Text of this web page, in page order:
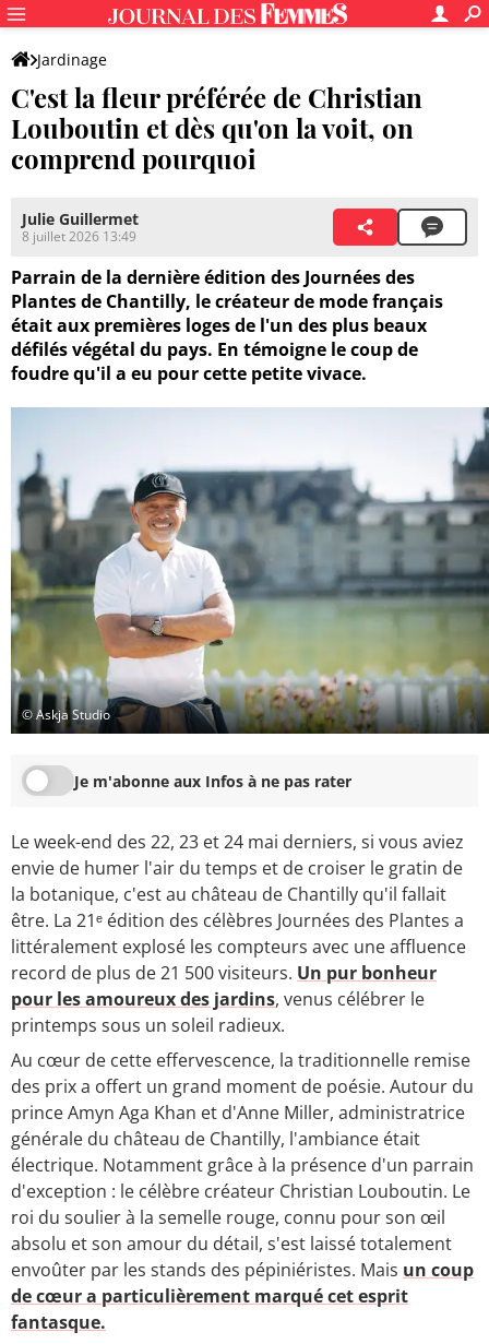
Jardinage
C'est la fleur préférée de Christian
Louboutin et dès qu'on la voit, on
comprend pourquoi
Julie Guillermet
8 juillet 2026 13:49
Parrain de la dernière édition des Journées des
Plantes de Chantilly, le créateur de mode français
était aux premières loges de l'un des plus beaux
défilés végétal du pays. En témoigne le coup de
foudre qu'il a eu pour cette petite vivace.
© Askja Studio
Je m'abonne aux Infos à ne pas rater
Le week-end des 22, 23 et 24 mai derniers, si vous aviez
envie de humer l'air du temps et de croiser le gratin de
la botanique, c'est au château de Chantilly qu'il fallait
être. La 21ᵉ édition des célèbres Journées des Plantes a
littéralement explosé les compteurs avec une affluence
record de plus de 21 500 visiteurs. Un pur bonheur
pour les amoureux des jardins, venus célébrer le
printemps sous un soleil radieux.
Au cœur de cette effervescence, la traditionnelle remise
des prix a offert un grand moment de poésie. Autour du
prince Amyn Aga Khan et d'Anne Miller, administratrice
générale du château de Chantilly, l'ambiance était
électrique. Notamment grâce à la présence d'un parrain
d'exception : le célèbre créateur Christian Louboutin. Le
roi du soulier à la semelle rouge, connu pour son œil
absolu et son amour du détail, s'est laissé totalement
envoûter par les stands des pépiniéristes. Mais un coup
de cœur a particulièrement marqué cet esprit
fantasque.